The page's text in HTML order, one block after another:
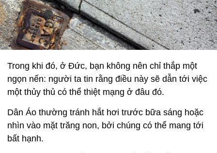
Trong khi đó, ở Đức, bạn không nên chỉ thắp một
ngọn nến: người ta tin rằng điều này sẽ dẫn tới việc
một thủy thủ có thể thiệt mạng ở đâu đó.
Dân Áo thường tránh hắt hơi trước bữa sáng hoặc
nhìn vào mặt trăng non, bởi chúng có thể mang tới
bất hạnh.